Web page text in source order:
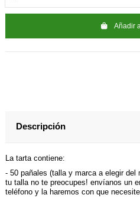
Añadir
Descripción
La tarta contiene:
- 50 pañales (talla y marca a elegir del
tu talla no te preocupes! envíanos un
teléfono y la haremos con que